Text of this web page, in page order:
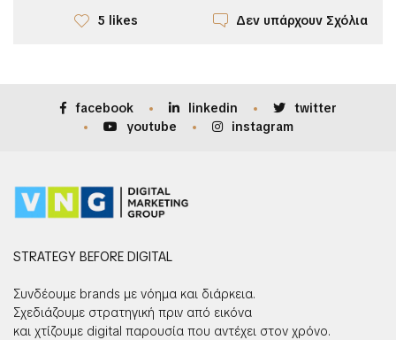
5 likes Δεν υπάρχουν Σχόλια
facebook linkedin
twitter
youtube
instagram
STRATEGY BEFORE DIGITAL
Συνδέουμε brands με νόημα και διάρκεια.
Σχεδιάζουμε στρατηγική πριν από εικόνα
και χτίζουμε digital παρουσία που αντέχει στον χρόνο.